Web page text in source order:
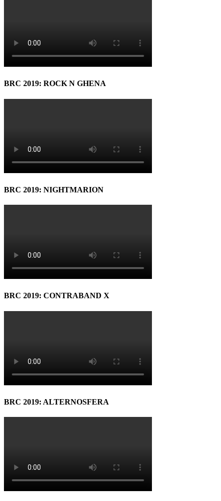
BRC 2019: ROCK N GHENA
BRC 2019: NIGHTMARION
BRC 2019: CONTRABAND X
BRC 2019: ALTERNOSFERA